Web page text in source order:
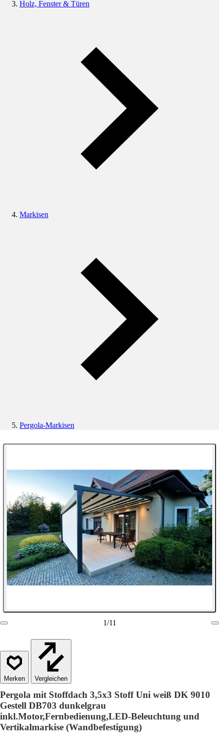
Holz, Fenster & Türen
Markisen
Pergola-Markisen
1/11
Vergleichen
Pergola mit Stoffdach 3,5x3 Stoff Uni weiß DK 9010
Gestell DB703 dunkelgrau
inkl.Motor,Fernbedienung,LED-Beleuchtung und
Vertikalmarkise (Wandbefestigung)